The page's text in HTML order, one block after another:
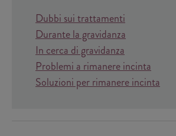
Dubbi sui trattamenti
Durante la gravidanza
In cerca di gravidanza
Problemi a rimanere incinta
Soluzioni per rimanere incinta